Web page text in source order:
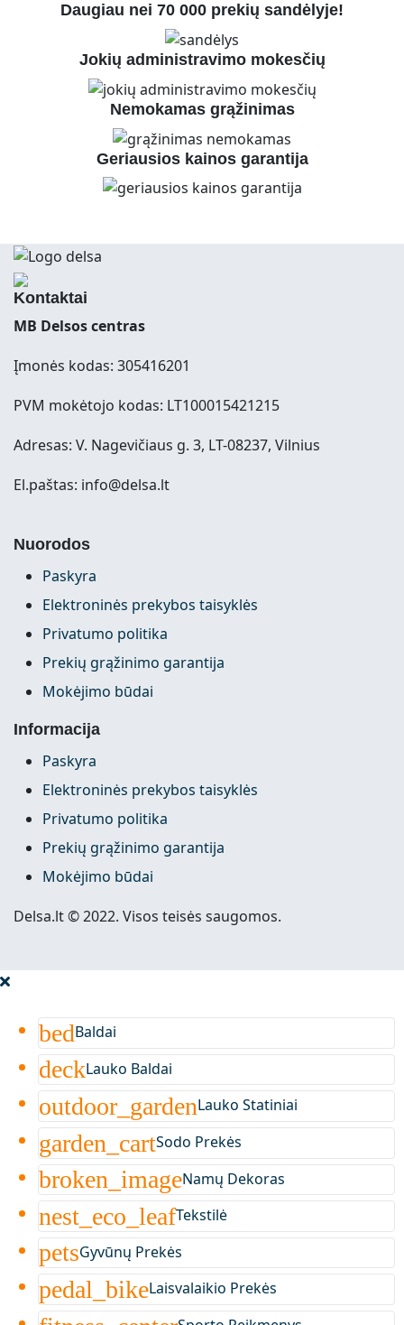
Daugiau nei 70 000 prekių sandėlyje!
Jokių administravimo mokesčių
Nemokamas grąžinimas
Geriausios kainos garantija
Kontaktai
MB Delsos centras
Įmonės kodas: 305416201
PVM mokėtojo kodas: LT100015421215
Adresas: V. Nagevičiaus g. 3, LT-08237, Vilnius
El.paštas: info@delsa.lt
Nuorodos
Paskyra
Elektroninės prekybos taisyklės
Privatumo politika
Prekių grąžinimo garantija
Mokėjimo būdai
Informacija
Paskyra
Elektroninės prekybos taisyklės
Privatumo politika
Prekių grąžinimo garantija
Mokėjimo būdai
Delsa.lt © 2022. Visos teisės saugomos.
bedBaldai
deckLauko Baldai
outdoor_gardenLauko Statiniai
garden_cartSodo Prekės
broken_imageNamų Dekoras
nest_eco_leafTekstilė
petsGyvūnų Prekės
pedal_bikeLaisvalaikio Prekės